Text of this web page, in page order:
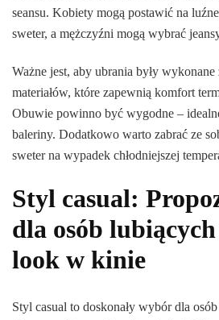
seansu. Kobiety mogą postawić na
sweter, a mężczyźni mogą wybrać
Ważne jest, aby ubrania były
materiałów, które zapewnią komfort
Obuwie powinno być wygodne –
baleriny. Dodatkowo warto zabrać ze
sweter na wypadek chłodniejszej
Styl casual:
dla osób
look w kinie
Styl casual to doskonały wybór dla